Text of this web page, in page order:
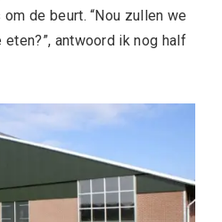
de beurt. “Nou zullen we
antwoord ik nog half